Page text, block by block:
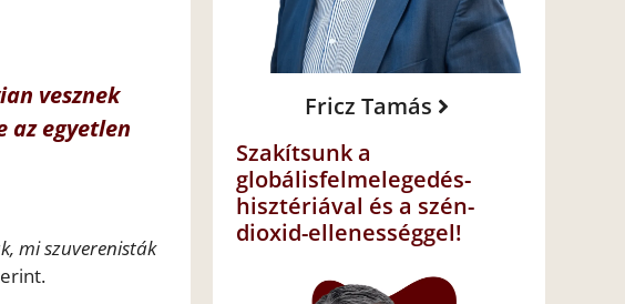
vesznek
az egyetlen
mi szuverenisták
Fricz Tamás
Szakítsunk a
globálisfelmelegedés-
hisztériával és a szén-
dioxid-ellenességgel!